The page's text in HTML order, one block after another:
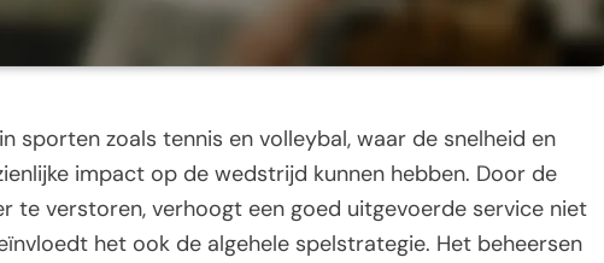
sporten zoals tennis en volleybal, waar de snelheid en
impact op de wedstrijd kunnen hebben. Door de
te verstoren, verhoogt een goed uitgevoerde service niet
het ook de algehele spelstrategie. Het beheersen